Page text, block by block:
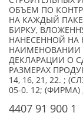
ОБЪЕМ ПО
НА КАЖДЫЙ
БИРКУ,
НАНЕСЕННОЙ
НАИМЕНОВАНИИ
ДЕКЛАРАЦИИ О
РАЗМЕРАХ
14, 16, 21, 22. ;
05-0. 12; (ФИРМА)
4407 91 900 1